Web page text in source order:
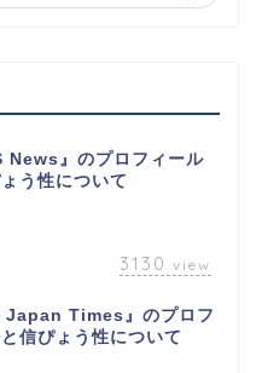
News』のプロフィール
う性について
3130 view
Japan Times』のプロフ
信ぴょう性について